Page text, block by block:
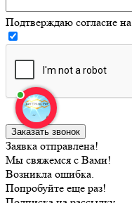
Подтверждаю согласие на
Заявка отправлена!
Мы свяжемся с Вами!
Возникла ошибка.
Попробуйте еще раз!